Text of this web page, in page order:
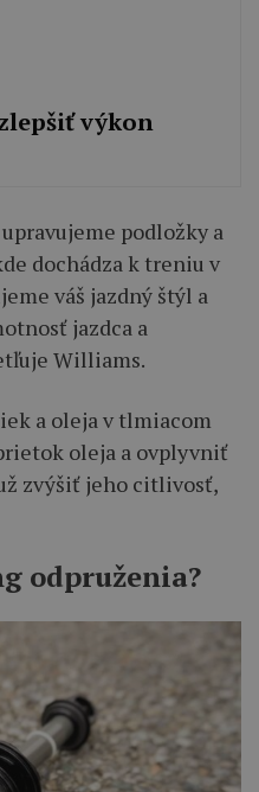
výkon
podložky a
dochádza k treniu v
váš jazdný štýl a
jazdca a
Williams.
a oleja v tlmiacom
oleja a ovplyvniť
zvýšiť jeho citlivosť,
odpruženia?